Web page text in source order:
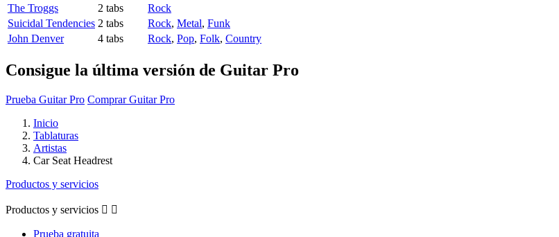
The Troggs
2 tabs
Rock
Suicidal Tendencies 2 tabs Rock, Metal, Funk
John Denver
4 tabs Rock, Pop, Folk, Country
Consigue la última versión de Guitar Pro
Prueba Guitar Pro Comprar Guitar Pro
Inicio
Tablaturas
Artistas
Car Seat Headrest
Productos y servicios
Productos y servicios  
Prueba gratuita